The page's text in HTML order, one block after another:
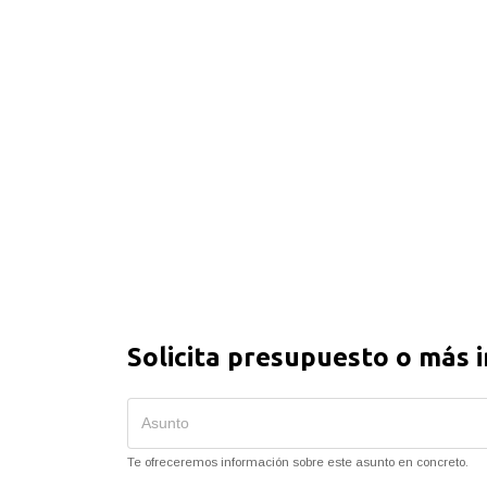
Solicita presupuesto o más
Te ofreceremos información sobre este asunto en concreto.